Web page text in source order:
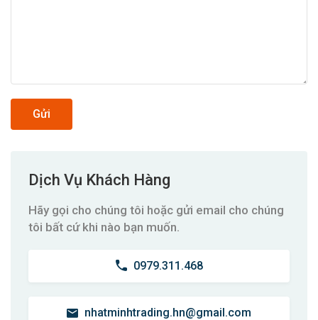
Gửi
Dịch Vụ Khách Hàng
Hãy gọi cho chúng tôi hoặc gửi email cho chúng
tôi bất cứ khi nào bạn muốn.
0979.311.468
nhatminhtrading.hn@gmail.com